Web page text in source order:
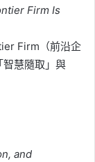
Firm Is
Firm（前沿企
智慧隨取」與
and